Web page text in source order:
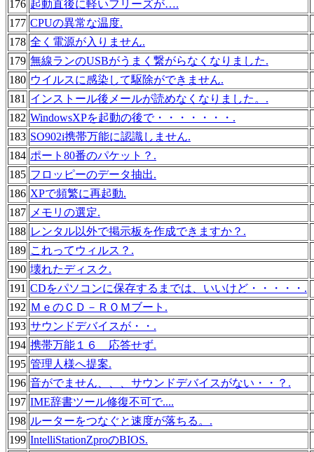
176 起動直後に軽いフリーズが….
177 CPUの異常な温度.
178 全く電源が入りません.
179 無線ランのUSBがうまく繋がらなくなりました.
180 ウイルスに感染して駆除ができません.
181 インストール後メールが読めなくなりました。.
182 WindowsXPを起動の後で・・・・・・・.
183 SO902i携帯万能に認識しません.
184 ポート80番のパケット？.
185 フロッピーのデータ抽出.
186 XPで頻繁に再起動.
187 メモリの選定.
188 レンタル以外で掲示板を作成できますか？.
189 これってウィルス？.
190 壊れたディスク.
191 CDをパソコンに保存するまでは、いいけど・・・・・.
192 ＭｅのＣＤ－ＲＯＭブート.
193 サウンドデバイスが・・.
194 携帯万能１６ 応答せず.
195 管理人様へ提案.
196 音がでません、、、サウンドデバイスがない・・？.
197 IME辞書ツール修復不可で....
198 ルーターをつなぐと速度が落ちる。.
199 IntelliStationZproのBIOS.